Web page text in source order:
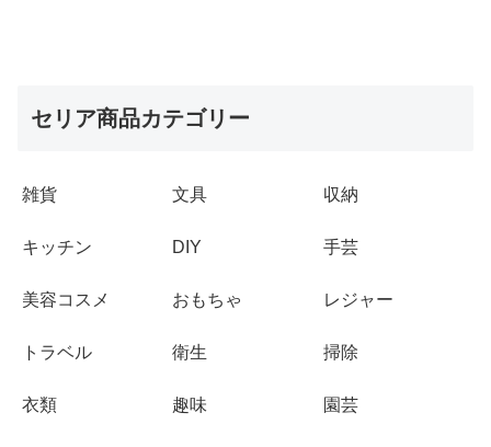
セリア商品カテゴリー
雑貨 文具 収納
キッチン DIY 手芸
美容コスメ おもちゃ レジャー
トラベル 衛生 掃除
衣類 趣味 園芸